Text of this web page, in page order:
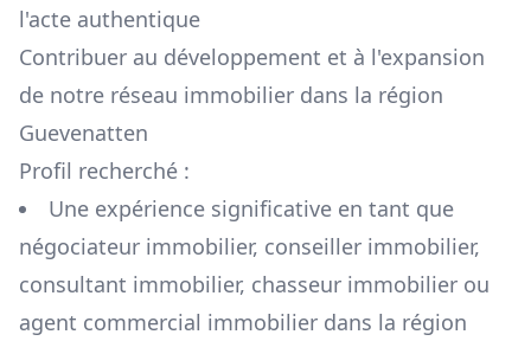
l'acte authentique
Contribuer au développement et à l'expansion
de notre réseau immobilier dans la région
Guevenatten
Profil recherché :
Une expérience significative en tant que
négociateur immobilier, conseiller immobilier,
consultant immobilier, chasseur immobilier ou
agent commercial immobilier dans la région